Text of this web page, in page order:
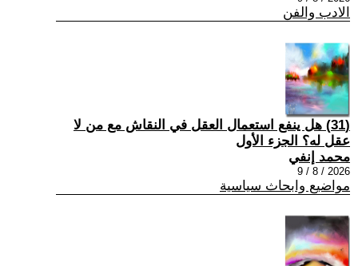
الادب والفن
(31) هل ينفع استعمال العقل في النقاش مع من لا
عقل له؟ الجزء الأول
محمد إنفي
2026 / 8 / 9
مواضيع وابحاث سياسية